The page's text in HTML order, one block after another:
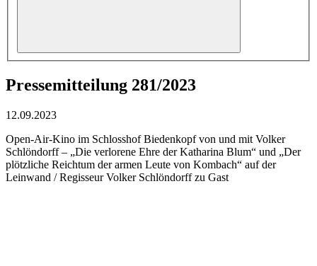
Pressemitteilung 281/2023
12.09.2023
Open-Air-Kino im Schlosshof Biedenkopf von und mit Volker
Schlöndorff – „Die verlorene Ehre der Katharina Blum“ und „Der
plötzliche Reichtum der armen Leute von Kombach“ auf der
Leinwand / Regisseur Volker Schlöndorff zu Gast